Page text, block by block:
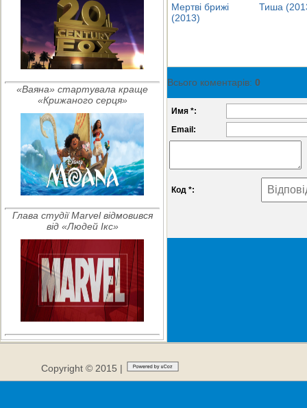
«Ваяна» стартувала краще
«Крижаного серця»
Глава студії Marvel відмовився
від «Людей Ікс»
Мертві брижі
(2013)
Тиша
Всього коментарів: 0
Имя *:
Email:
Код *:
Copyright © 2015 |